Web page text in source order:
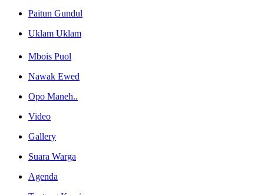
Paitun Gundul
Uklam Uklam
Mbois Puol
Nawak Ewed
Opo Maneh..
Video
Gallery
Suara Warga
Agenda